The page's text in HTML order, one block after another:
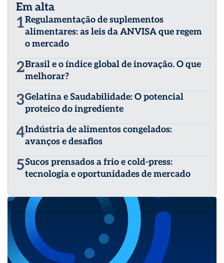
Em alta
1Regulamentação de suplementos
alimentares: as leis da ANVISA que regem
o mercado
2Brasil e o índice global de inovação. O que
melhorar?
3Gelatina e Saudabilidade: O potencial
proteico do ingrediente
4Indústria de alimentos congelados:
avanços e desafios
5Sucos prensados a frio e cold-press:
tecnologia e oportunidades de mercado